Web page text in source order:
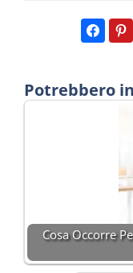
Potrebbero
Cosa Occorre